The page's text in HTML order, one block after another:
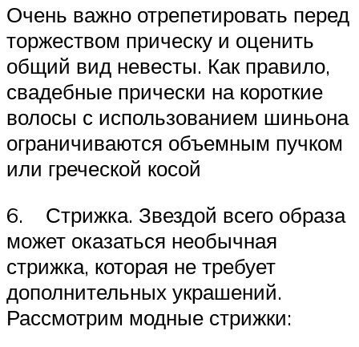
Очень важно отрепетировать перед
торжеством прическу и оценить
общий вид невесты. Как правило,
свадебные прически на короткие
волосы с использованием шиньона
ограничиваются объемным пучком
или греческой косой
6. Стрижка. Звездой всего образа
может оказаться необычная
стрижка, которая не требует
дополнительных украшений.
Рассмотрим модные стрижки: